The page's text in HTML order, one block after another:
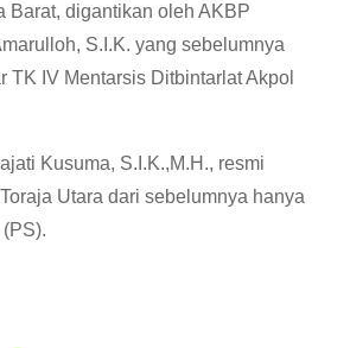
Barat, digantikan oleh AKBP
S.I.K. yang sebelumnya
TK IV Mentarsis Ditbintarlat Akpol
Kusuma, S.I.K.,M.H., resmi
Utara dari sebelumnya hanya